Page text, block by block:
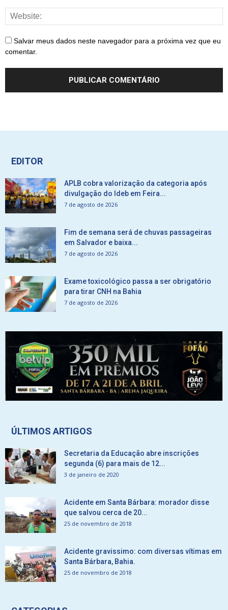
Salvar meus dados neste navegador para a próxima vez que eu
comentar.
EDITOR
APLB cobra valorização da categoria após
divulgação do Ideb em Feira...
7 de agosto de 2026
Fim de semana será de chuvas passageiras
em Salvador e baixa...
7 de agosto de 2026
Exame toxicológico passa a ser obrigatório
para tirar CNH na Bahia
7 de agosto de 2026
ÚLTIMOS ARTIGOS
Secretaria da Educação abre inscrições
segunda (6) para mais de 12...
3 de janeiro de 2020
Acidente em Santa Bárbara: morador disse
que salvou cerca de 20...
25 de novembro de 2018
Acidente gravissimo: com diversas vítimas em
Santa Bárbara, Bahia.
25 de novembro de 2018